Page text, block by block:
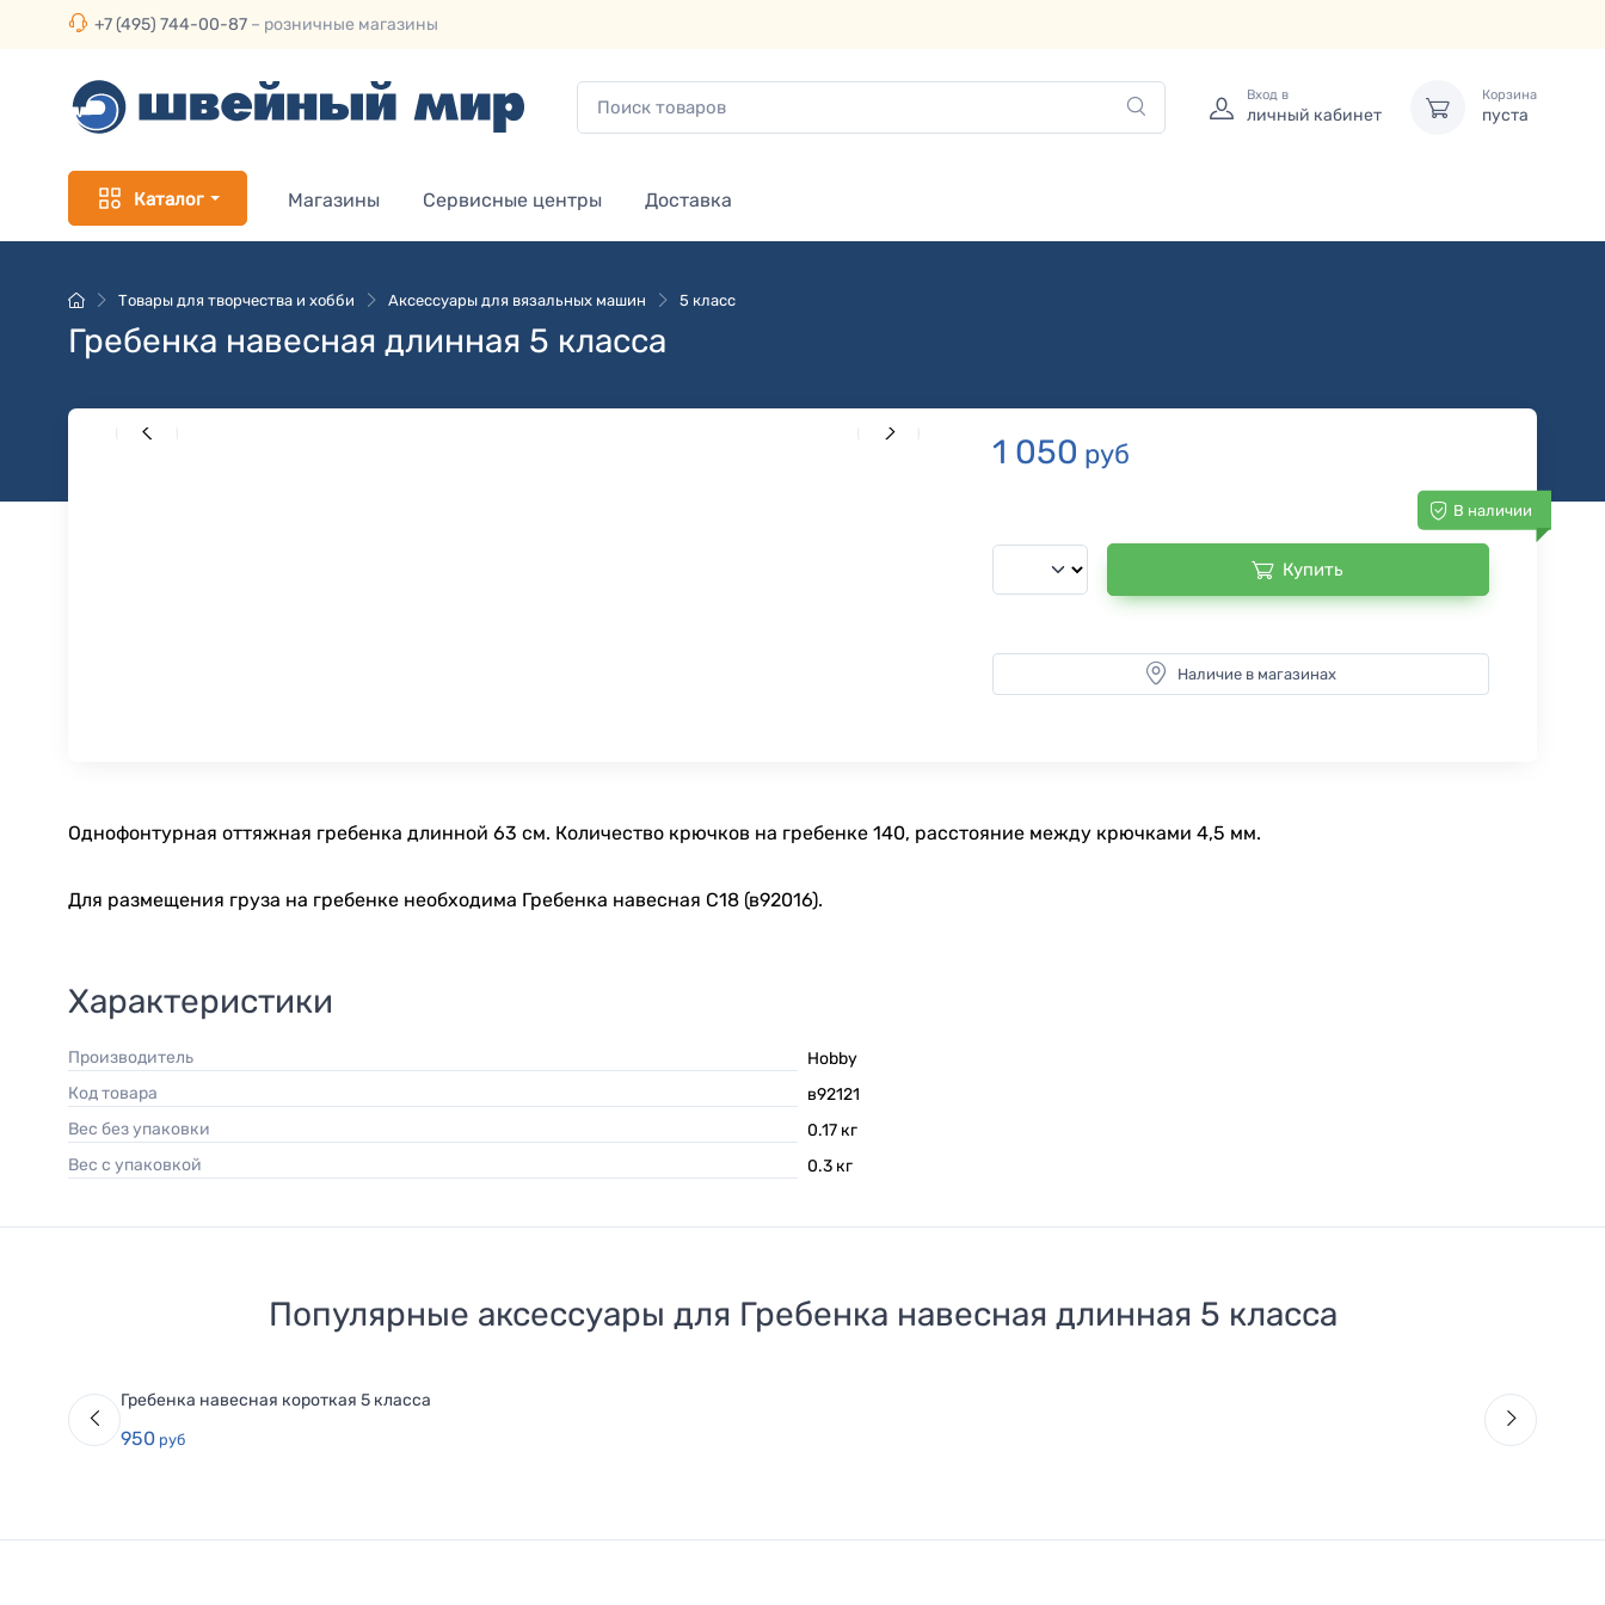
+7 (495) 744-00-87 – розничные магазины
Вход в
личный кабинет
Корзина
пуста
Каталог Магазины Сервисные центры Доставка
Товары для творчества и хобби Аксессуары для вязальных машин 5 класс
Гребенка навесная длинная 5 класса
1 050 руб
В наличии
Купить
Наличие в магазинах
Однофонтурная оттяжная гребенка длинной 63 см. Количество крючков на гребенке 140, расстояние между крючками 4,5 мм.
Для размещения груза на гребенке необходима Гребенка навесная С18 (в92016).
Характеристики
Производитель
Hobby
Код товара
в92121
Вес без упаковки
0.17 кг
Вес с упаковкой
0.3 кг
Популярные аксессуары для Гребенка навесная длинная 5 класса
Гребенка навесная короткая 5 класса
950 руб